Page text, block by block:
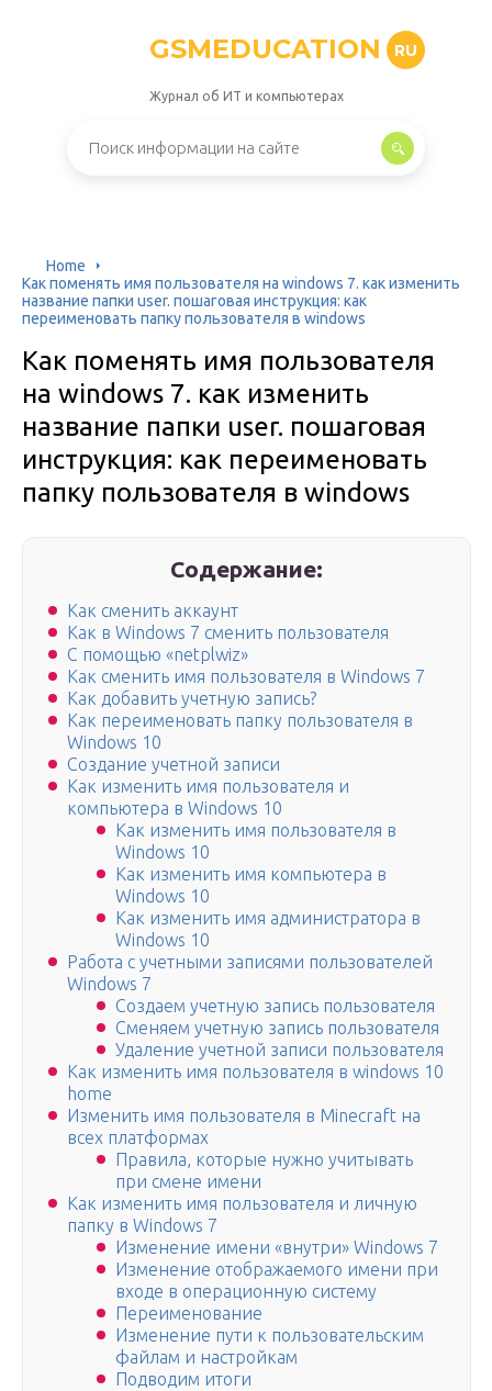
GSMEDUCATION RU
Журнал об ИТ и компьютерах
Home
Как поменять имя пользователя на windows 7. как изменить
название папки user. пошаговая инструкция: как
переименовать папку пользователя в windows
Как поменять имя пользователя
на windows 7. как изменить
название папки user. пошаговая
инструкция: как переименовать
папку пользователя в windows
Содержание:
Как сменить аккаунт
Как в Windows 7 сменить пользователя
С помощью «netplwiz»
Как сменить имя пользователя в Windows 7
Как добавить учетную запись?
Как переименовать папку пользователя в
Windows 10
Создание учетной записи
Как изменить имя пользователя и
компьютера в Windows 10
Как изменить имя пользователя в
Windows 10
Как изменить имя компьютера в
Windows 10
Как изменить имя администратора в
Windows 10
Работа с учетными записями пользователей
Windows 7
Создаем учетную запись пользователя
Сменяем учетную запись пользователя
Удаление учетной записи пользователя
Как изменить имя пользователя в windows 10
home
Изменить имя пользователя в Minecraft на
всех платформах
Правила, которые нужно учитывать
при смене имени
Как изменить имя пользователя и личную
папку в Windows 7
Изменение имени «внутри» Windows 7
Изменение отображаемого имени при
входе в операционную систему
Переименование
Изменение пути к пользовательским
файлам и настройкам
Подводим итоги